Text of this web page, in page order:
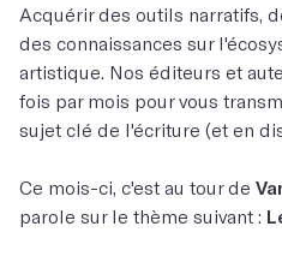
Acquérir des outils narratifs,
des connaissances sur
artistique. Nos éditeurs et
fois par mois pour vous
sujet clé de l'écriture (et en
Ce mois-ci, c'est au tour de
parole sur le thème suivant :